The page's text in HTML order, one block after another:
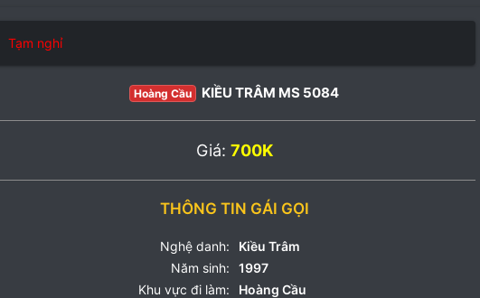
Tạm nghỉ
Hoàng Cầu KIỀU TRÂM MS 5084
Giá: 700K
THÔNG TIN GÁI GỌI
Nghệ danh:
Kiều Trâm
Năm sinh:
1997
Khu vực đi làm:
Hoàng Cầu